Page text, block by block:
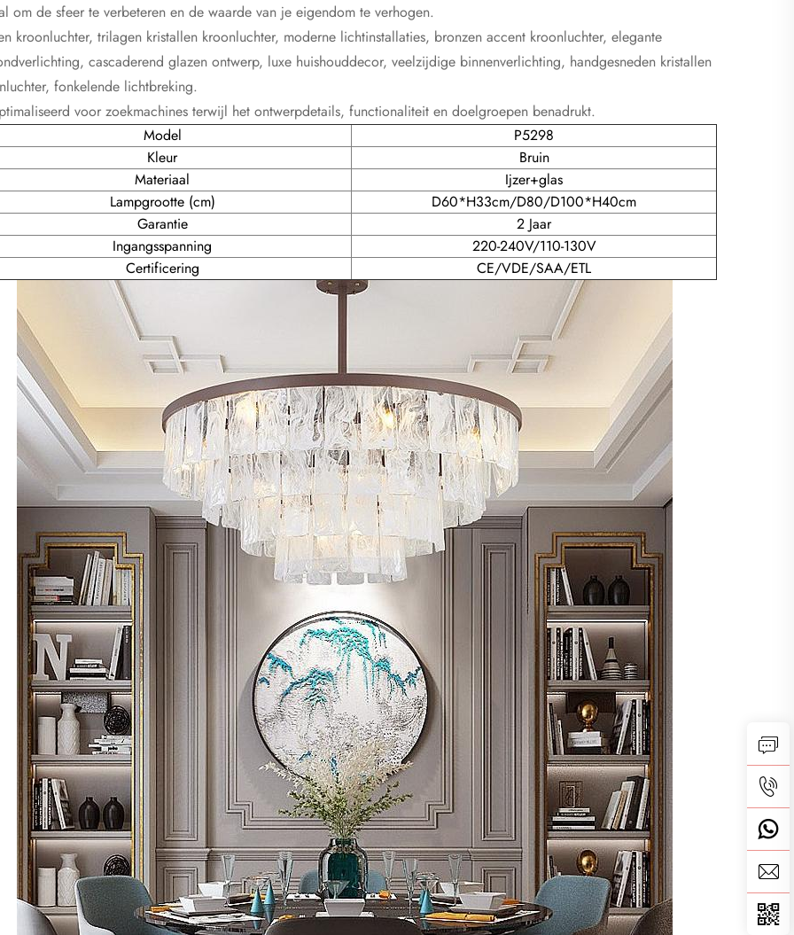
om de sfeer te verbeteren en de waarde van je eigendom te verhogen.
kroonluchter, trilagen kristallen kroonluchter, moderne lichtinstallaties, bronzen accent kroonluchter, elegante
cascaderend glazen ontwerp, luxe huishouddecor, veelzijdige binnenverlichting, handgesneden kristallen
fonkelende lichtbreking.
voor zoekmachines terwijl het ontwerpdetails, functionaliteit en doelgroepen benadrukt.
Model
P5298
Kleur
Bruin
Materiaal
Ijzer+glas
Lampgrootte (cm)
D60*H33cm/D80/D100*H40cm
Garantie
2 Jaar
Ingangsspanning
220-240V/110-130V
Certificering
CE/VDE/SAA/ETL